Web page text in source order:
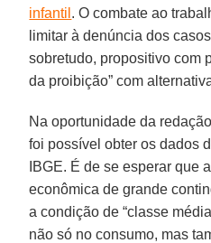
infantil . O combate ao
limitar à denúncia dos
sobretudo, propositivo com
da proibição” com
Na oportunidade da
foi possível obter os dados
IBGE. É de se esperar que
econômica de grande
a condição de “classe
não só no consumo, mas